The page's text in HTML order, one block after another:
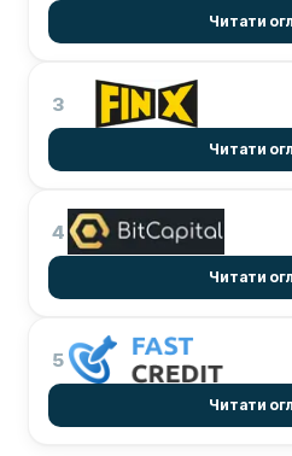
Читати
3
Читати
4
Читати
5
Читати